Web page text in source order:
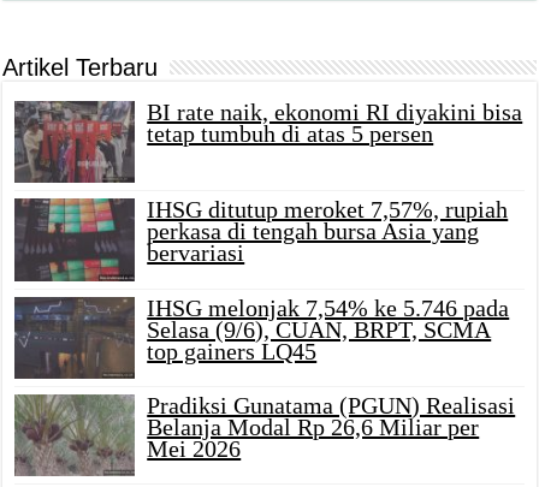
Artikel Terbaru
BI rate naik, ekonomi RI diyakini bisa
tetap tumbuh di atas 5 persen
IHSG ditutup meroket 7,57%, rupiah
perkasa di tengah bursa Asia yang
bervariasi
IHSG melonjak 7,54% ke 5.746 pada
Selasa (9/6), CUAN, BRPT, SCMA
top gainers LQ45
Pradiksi Gunatama (PGUN) Realisasi
Belanja Modal Rp 26,6 Miliar per
Mei 2026